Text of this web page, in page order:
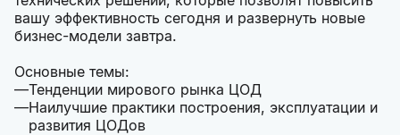
вашу эффективность сегодня и развернуть новые
бизнес-модели завтра.
Основные темы:
Тенденции мирового рынка ЦОД
Наилучшие практики построения, эксплуатации и
развития ЦОДов